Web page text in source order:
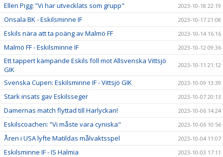
Ellen Pigg: ”Vi har utvecklats som grupp" 2023-10-18 22:19
Onsala BK - Eskilsminne IF 2023-10-17 21:08
Eskils nära att ta poäng av Malmö FF 2023-10-14 16:16
Malmö FF - Eskilsminne IF 2023-10-12 09:36
Ett tappert kämpande Eskils föll mot Allsvenska Vittsjö
GIK
2023-10-11 21:12
Svenska Cupen: Eskilsminne IF - Vittsjö GIK 2023-10-09 13:39
Stark insats gav Eskilsseger 2023-10-07 20:13
Damernas match flyttad till Harlyckan! 2023-10-06 14:24
Eskilscoachen: ”Vi måste vara cyniska" 2023-10-06 10:56
Åren i USA lyfte Matildas målvaktsspel 2023-10-04 11:07
Eskilsminne IF - IS Halmia 2023-10-03 17:11